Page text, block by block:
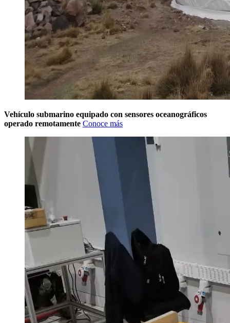
Vehículo submarino equipado con sensores oceanográficos
operado remotamente Conoce más